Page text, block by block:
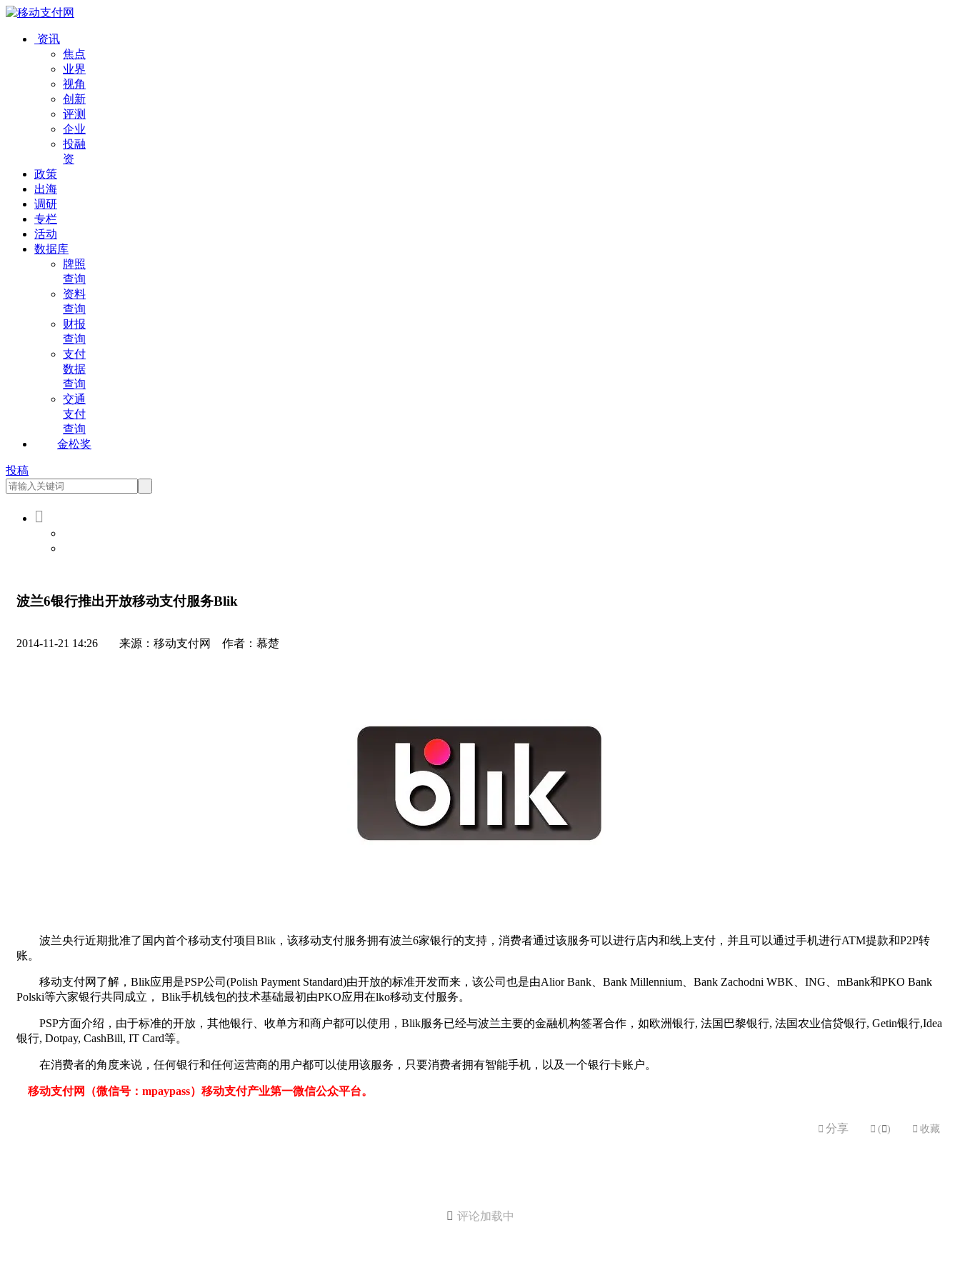
资讯
焦点
业界
视角
创新
评测
企业
投融
资
政策
出海
调研
专栏
活动
数据库
牌照
查询
资料
查询
财报
查询
支付
数据
查询
交通
支付
查询
金松奖
投稿

波兰6银行推出开放移动支付服务Blik
2014-11-21 14:26 来源：移动支付网 作者：慕楚
波兰央行近期批准了国内首个移动支付项目Blik，该移动支付服务拥有波兰6家银行的支持，消费者通过该服务可以进行店内和线上支付，并且可以通过手机进行ATM提款和P2P转
账。
移动支付网了解，Blik应用是PSP公司(Polish Payment Standard)由开放的标准开发而来，该公司也是由Alior Bank、Bank Millennium、Bank Zachodni WBK、ING、mBank和PKO Bank
Polski等六家银行共同成立， Blik手机钱包的技术基础最初由PKO应用在lko移动支付服务。
PSP方面介绍，由于标准的开放，其他银行、收单方和商户都可以使用，Blik服务已经与波兰主要的金融机构签署合作，如欧洲银行, 法国巴黎银行, 法国农业信贷银行, Getin银行,Idea
银行, Dotpay, CashBill, IT Card等。
在消费者的角度来说，任何银行和任何运营商的用户都可以使用该服务，只要消费者拥有智能手机，以及一个银行卡账户。
移动支付网（微信号：mpaypass）移动支付产业第一微信公众平台。
 分享  ( )  收藏
 评论加载中